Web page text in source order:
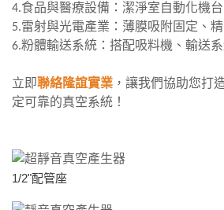
4.食品與醫療設備：潔淨室自動化機
5.雷射與光電產業：薄膜吸附固定、
6.粉體輸送系統：搭配吸料機、輸送系
立即聯絡隆誼實業 ，讓我們協助您打
定可靠的真空系統！
1/2"配管座